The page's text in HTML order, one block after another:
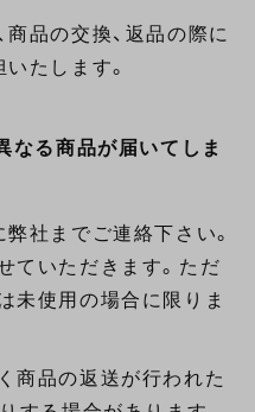
品の交換、返品の際に
たします。
なる商品が届いてしま
社までご連絡下さい。
ていただきます。ただ
未使用の場合に限りま
商品の返送が行われた